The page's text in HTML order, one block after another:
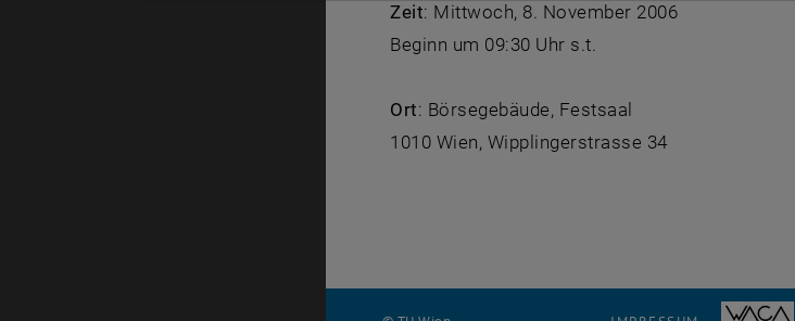
Zeit: Mittwoch, 8. November 2006
Beginn um 09:30 Uhr s.t.
Ort: Börsegebäude, Festsaal
1010 Wien, Wipplingerstrasse 34